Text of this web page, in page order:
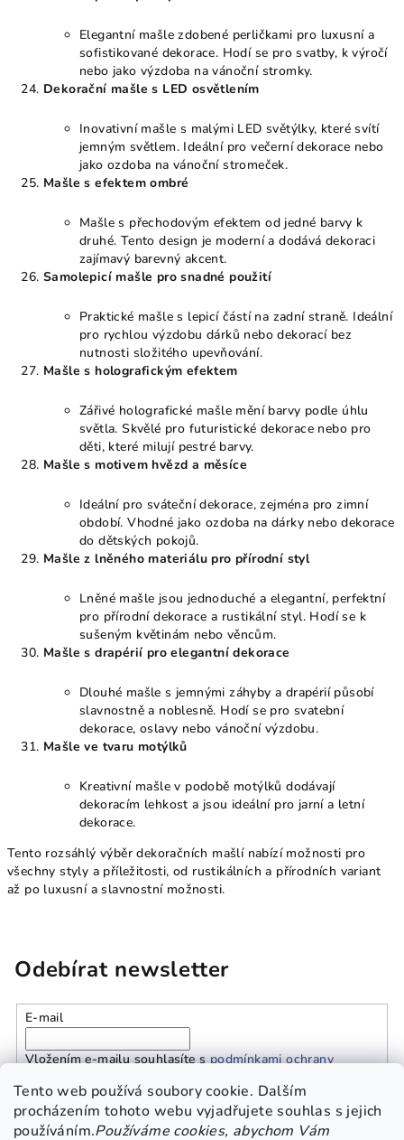
Tento web používá soubory cookie. Dalším
procházením tohoto webu vyjadřujete souhlas s jejich
používáním.Používáme cookies, abychom Vám
Elegantní mašle zdobené perličkami pro luxusní a
sofistikované dekorace. Hodí se pro svatby, k výročí
nebo jako výzdoba na vánoční stromky.
Dekorační mašle s LED osvětlením
Inovativní mašle s malými LED světýlky, které svítí
jemným světlem. Ideální pro večerní dekorace nebo
jako ozdoba na vánoční stromeček.
Mašle s efektem ombré
Mašle s přechodovým efektem od jedné barvy k
druhé. Tento design je moderní a dodává dekoraci
zajímavý barevný akcent.
Samolepicí mašle pro snadné použití
Praktické mašle s lepicí částí na zadní straně. Ideální
pro rychlou výzdobu dárků nebo dekorací bez
nutnosti složitého upevňování.
Mašle s holografickým efektem
Zářivé holografické mašle mění barvy podle úhlu
světla. Skvělé pro futuristické dekorace nebo pro
děti, které milují pestré barvy.
Mašle s motivem hvězd a měsíce
Ideální pro sváteční dekorace, zejména pro zimní
období. Vhodné jako ozdoba na dárky nebo dekorace
do dětských pokojů.
Mašle z lněného materiálu pro přírodní styl
Lněné mašle jsou jednoduché a elegantní, perfektní
pro přírodní dekorace a rustikální styl. Hodí se k
sušeným květinám nebo věncům.
Mašle s drapérií pro elegantní dekorace
Dlouhé mašle s jemnými záhyby a drapérií působí
slavnostně a noblesně. Hodí se pro svatební
dekorace, oslavy nebo vánoční výzdobu.
Mašle ve tvaru motýlků
Kreativní mašle v podobě motýlků dodávají
dekoracím lehkost a jsou ideální pro jarní a letní
dekorace.
Tento rozsáhlý výběr dekoračních mašlí nabízí možnosti pro
všechny styly a příležitosti, od rustikálních a přírodních variant
až po luxusní a slavnostní možnosti.
Odebírat newsletter
E-mail
Vložením e-mailu souhlasíte spodmínkami ochrany
Přihlásit se